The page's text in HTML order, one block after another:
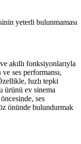
yeterli bulunmaması
akıllı fonksiyonlarıyla
ses performansı,
hızlı tepki
ürünü ev sinema
ses
önünde bulundurmak